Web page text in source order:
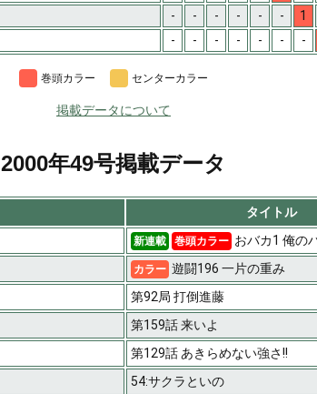
- - - - - - 1
- - - - - - -
巻頭カラー センターカラー
掲載データについて
2000年49号掲載データ
タイトル
新連載 巻頭カラー おバカ1 俺の
カラー 遊闘196 一片の重み
第92局 打倒進藤
第159話 来いよ
第129話 あきらめない強さ!!
54:サクラといの